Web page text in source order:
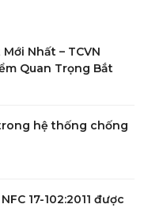
Nhất – TCVN
Quan Trọng Bắt
hệ thống chống
17-102:2011 được